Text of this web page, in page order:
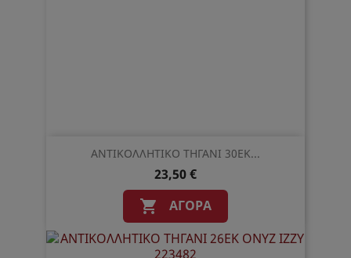
ΑΝΤΙΚΟΛΛΗΤΙΚΟ ΤΗΓΑΝΙ 30ΕΚ...
23,50 €
 ΑΓΟΡΆ